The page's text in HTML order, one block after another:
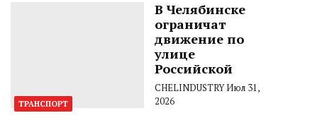
ТРАНСПОРТ
В Челябинске
ограничат
движение по
улице
Российской
CHELINDUSTRYИюл 31,
2026